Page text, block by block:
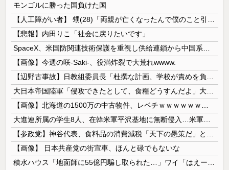
モンゴルに勝った国負けた国
【悲報】内田りこ「社会に戻りたいです」
【画像】今週の咲-Saki-、役満炸裂で大荒れwwww.
【画像】 日本共産党の街宣車、ほんと碌でもないな